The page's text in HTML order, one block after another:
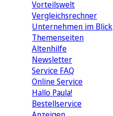
Vorteilswelt
Vergleichsrechner
Unternehmen im Blick
Themenseiten
Altenhilfe
Newsletter
Service FAQ
Online Service
Hallo Paula!
Bestellservice